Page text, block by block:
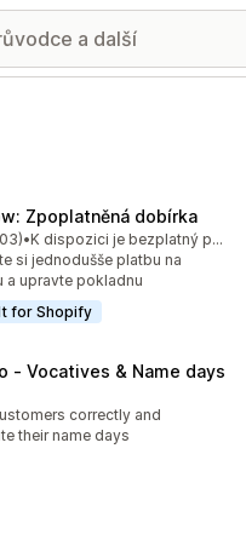
Zpoplatněná dobírka
počet recenzí: 103
•
K dispozici je bezplatný plán
si jednodušše platbu na
a upravte pokladnu
for Shopify
‑ Vocatives & Name days
correctly and
their name days